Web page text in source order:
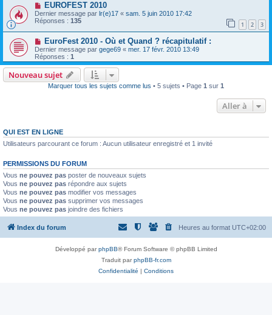
EUROFEST 2010
Dernier message par lr(e)17 « sam. 5 juin 2010 17:42
Réponses : 135 1 2 3
EuroFest 2010 - Où et Quand ? récapitulatif :
Dernier message par gege69 « mer. 17 févr. 2010 13:49
Réponses : 1
Nouveau sujet
Marquer tous les sujets comme lus • 5 sujets • Page 1 sur 1
Aller à
QUI EST EN LIGNE
Utilisateurs parcourant ce forum : Aucun utilisateur enregistré et 1 invité
PERMISSIONS DU FORUM
Vous ne pouvez pas poster de nouveaux sujets
Vous ne pouvez pas répondre aux sujets
Vous ne pouvez pas modifier vos messages
Vous ne pouvez pas supprimer vos messages
Vous ne pouvez pas joindre des fichiers
Index du forum Heures au format UTC+02:00
Développé parphpBB® Forum Software © phpBB Limited
Traduit parphpBB-fr.com
Confidentialité | Conditions